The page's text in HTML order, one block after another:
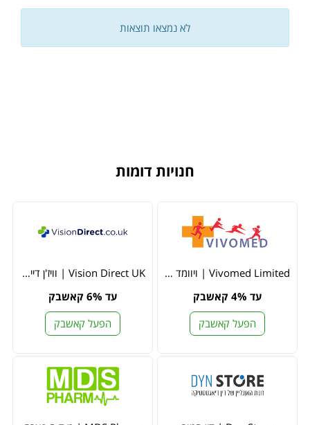
לא נמצאו תוצאות
חנויות דומות
Vivomed Limited | ויוומד לימיטד
עד 4% קאשבק
הפעל קאשבק
Vision Direct UK | וויז'ן דיירקט
עד 6% קאשבק
הפעל קאשבק